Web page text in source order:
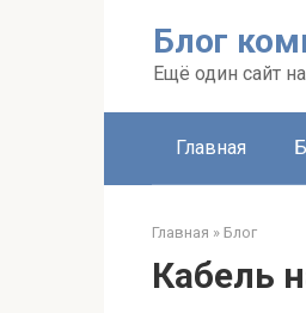
Блог
Ещё один сайт
Главная
Главная » Блог
Кабель